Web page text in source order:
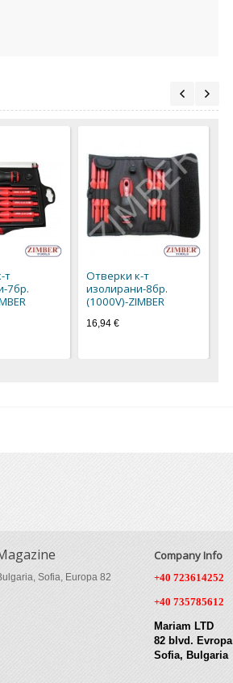
т
7бр.
Отверки к-т
изолирани-8бр.
(1000V)-ZIMBER
16,94 €
Sofia, Europa 82
Company Info
+40 723614252
+40 735785612
Mariam LTD
82 blvd. Evropa
Sofia, Bulgaria